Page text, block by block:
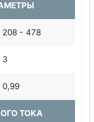
208 - 478
3
0,99
ТОКА